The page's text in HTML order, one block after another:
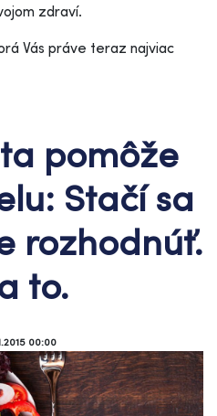
zdraví.
Vás práve teraz najviac
pomôže
Stačí sa
rozhodnúť.
to.
00:00